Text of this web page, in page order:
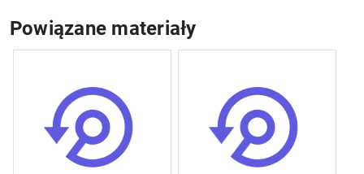
Powiązane materiały